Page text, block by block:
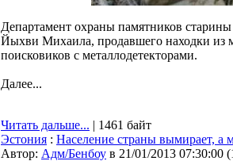
Департамент охраны памятников старины
Йыхви Михаила, продавшего находки из
поисковиков с металлодетекторами.
Далее...
Читать дальше... | 1461 байт
Эстония : Население страны вымирает, а
Автор: Адм/Бенбоу в 21/01/2013 07:30:00 (